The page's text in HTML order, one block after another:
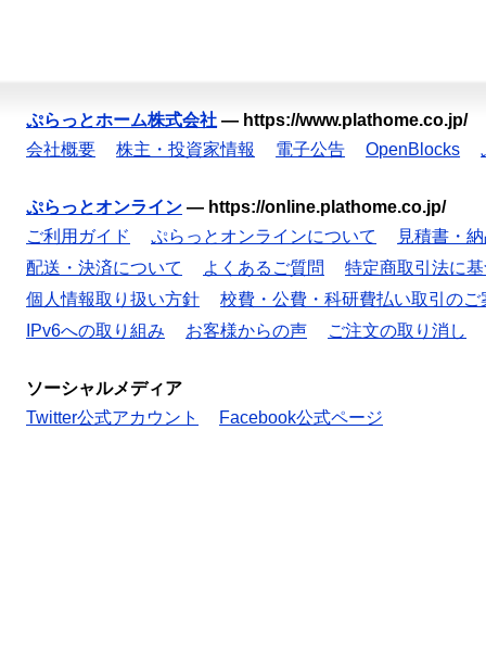
ぷらっとホーム株式会社 — https://www.plathome.co.jp/
会社概要
株主・投資家情報 電子公告 OpenBlocks
ぷらっとオンライン — https://online.plathome.co.jp/
ご利用ガイド
ぷらっとオンラインについて
見積書・
配送・決済について
よくあるご質問
特定商取引法に
個人情報取り扱い方針
校費・公費・科研費払い取引のご
IPv6への取り組み
お客様からの声 ご注文の取り消し
ソーシャルメディア
Twitter公式アカウント
Facebook公式ページ